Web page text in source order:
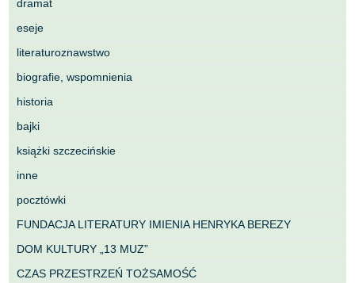
dramat
eseje
literaturoznawstwo
biografie, wspomnienia
historia
bajki
książki szczecińskie
inne
pocztówki
FUNDACJA LITERATURY IMIENIA HENRYKA BEREZY
DOM KULTURY „13 MUZ”
CZAS PRZESTRZEŃ TOŻSAMOŚĆ